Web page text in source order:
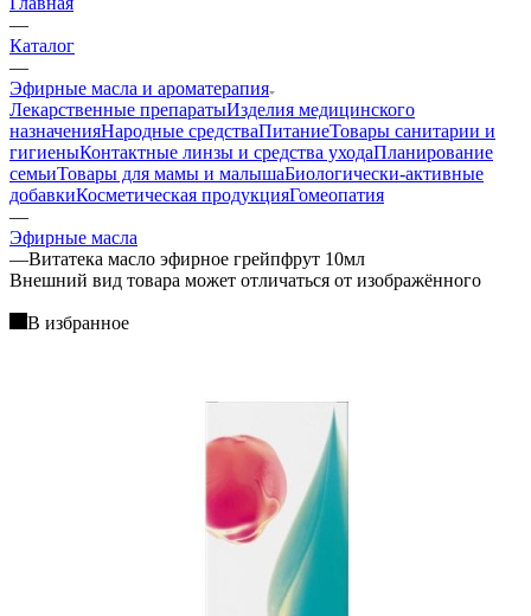
—
Каталог
—
Эфирные масла и ароматерапия
Лекарственные препаратыИзделия медицинского
назначенияНародные средстваПитаниеТовары санитарии и
гигиеныКонтактные линзы и средства уходаПланирование
семьиТовары для мамы и малышаБиологически-активные
добавкиКосметическая продукцияГомеопатия
—
Эфирные масла
—Витатека масло эфирное грейпфрут 10мл
Bнешний вид товара может отличаться от изображённого
В избранное